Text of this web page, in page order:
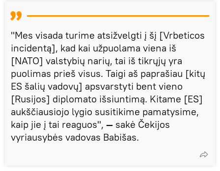
"Mes visada turime atsižvelgti į šį [Vrbeticos
incidentą], kad kai užpuolama viena iš
[NATO] valstybių narių, tai iš tikrųjų yra
puolimas prieš visus. Taigi aš paprašiau [kitų
ES šalių vadovų] apsvarstyti bent vieno
[Rusijos] diplomato išsiuntimą. Kitame [ES]
aukščiausiojo lygio susitikime pamatysime,
kaip jie į tai reaguos", — sakė Čekijos
vyriausybės vadovas Babišas.